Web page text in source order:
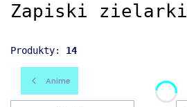
Zapiski zielarki
Produkty: 14
Anime